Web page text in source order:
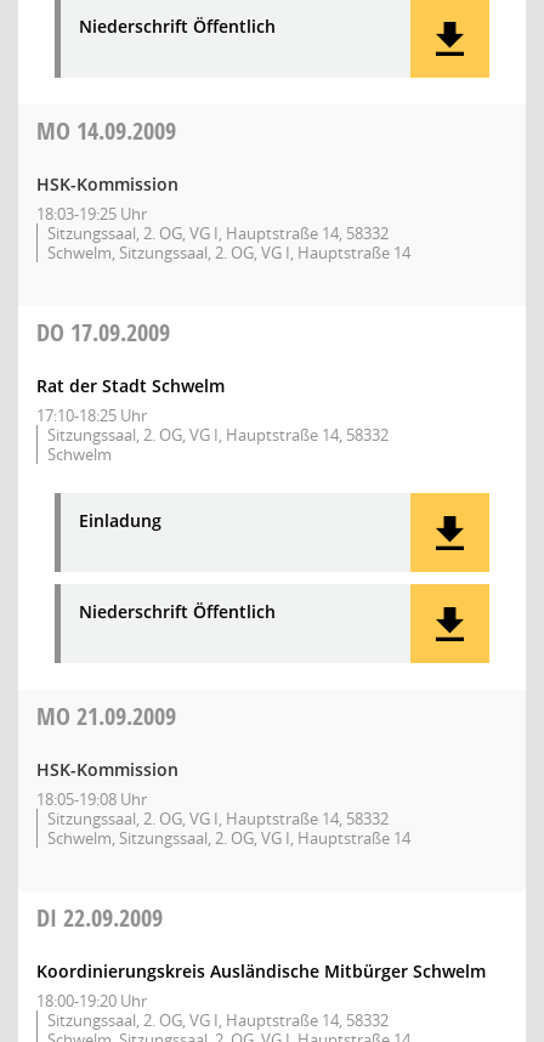
Niederschrift Öffentlich
MO 14.09.2009
HSK-Kommission
18:03-19:25 Uhr
Sitzungssaal, 2. OG, VG I, Hauptstraße 14, 58332
Schwelm, Sitzungssaal, 2. OG, VG I, Hauptstraße 14
DO 17.09.2009
Rat der Stadt Schwelm
17:10-18:25 Uhr
Sitzungssaal, 2. OG, VG I, Hauptstraße 14, 58332
Schwelm
Einladung
Niederschrift Öffentlich
MO 21.09.2009
HSK-Kommission
18:05-19:08 Uhr
Sitzungssaal, 2. OG, VG I, Hauptstraße 14, 58332
Schwelm, Sitzungssaal, 2. OG, VG I, Hauptstraße 14
DI 22.09.2009
Koordinierungskreis Ausländische Mitbürger Schwelm
18:00-19:20 Uhr
Sitzungssaal, 2. OG, VG I, Hauptstraße 14, 58332